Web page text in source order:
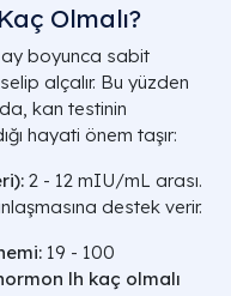
Olmalı?
ay boyunca sabit
alçalır. Bu yüzden
kan testinin
hayati önem taşır:
2 - 12 mIU/mL arası.
destek verir.
19 - 100
lh kaç olmalı